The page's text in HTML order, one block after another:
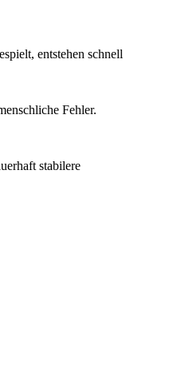
entstehen schnell
Fehler.
stabilere